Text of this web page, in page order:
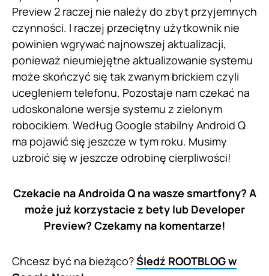
Preview 2 raczej nie należy do zbyt przyjemnych
czynności. I raczej przeciętny użytkownik nie
powinien wgrywać najnowszej aktualizacji,
ponieważ nieumiejętne aktualizowanie systemu
może skończyć się tak zwanym brickiem czyli
ucegleniem telefonu. Pozostaje nam czekać na
udoskonalone wersje systemu z zielonym
robocikiem. Według Google stabilny Android Q
ma pojawić się jeszcze w tym roku. Musimy
uzbroić się w jeszcze odrobinę cierpliwości!
Czekacie na Androida Q na wasze smartfony? A
może już korzystacie z bety lub Developer
Preview? Czekamy na komentarze!
Chcesz być na bieżąco?Śledź ROOTBLOG w